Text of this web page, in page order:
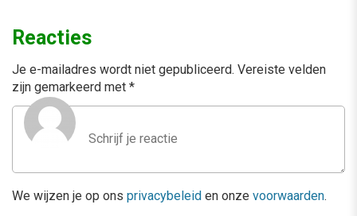
Reacties
Je e-mailadres wordt niet gepubliceerd. Vereiste velden
zijn gemarkeerd met *
We wijzen je op ons privacybeleid en onze voorwaarden.